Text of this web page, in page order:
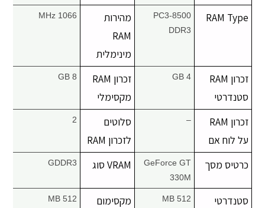
RAM Type
PC3-8500
DDR3
מהירות
RAM
מינימלית
1066 MHz
זכרון RAM
סטנדרטי
4 GB
זכרון RAM
מקסימלי
8 GB
זכרון RAM
על לוח אם
–
סלוטים
לזכרון RAM
2
כרטיס מסך
GeForce GT
330M
VRAM סוג GDDR3
סטנדרטי
512 MB
מקסימום
512 MB